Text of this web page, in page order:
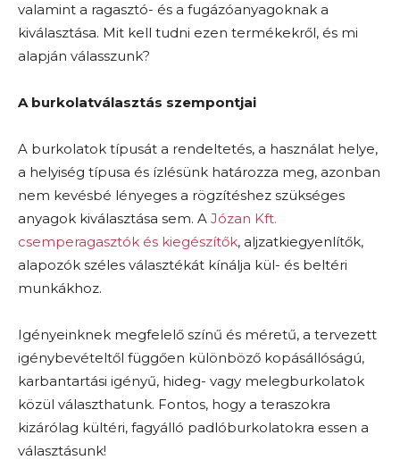
valamint a ragasztó- és a fugázóanyagoknak a
kiválasztása. Mit kell tudni ezen termékekről, és mi
alapján válasszunk?
A burkolatválasztás szempontjai
A burkolatok típusát a rendeltetés, a használat helye,
a helyiség típusa és ízlésünk határozza meg, azonban
nem kevésbé lényeges a rögzítéshez szükséges
anyagok kiválasztása sem. A Józan Kft.
csemperagasztók és kiegészítők, aljzatkiegyenlítők,
alapozók széles választékát kínálja kül- és beltéri
munkákhoz.
Igényeinknek megfelelő színű és méretű, a tervezett
igénybevételtől függően különböző kopásállóságú,
karbantartási igényű, hideg- vagy melegburkolatok
közül választhatunk. Fontos, hogy a teraszokra
kizárólag kültéri, fagyálló padlóburkolatokra essen a
választásunk!